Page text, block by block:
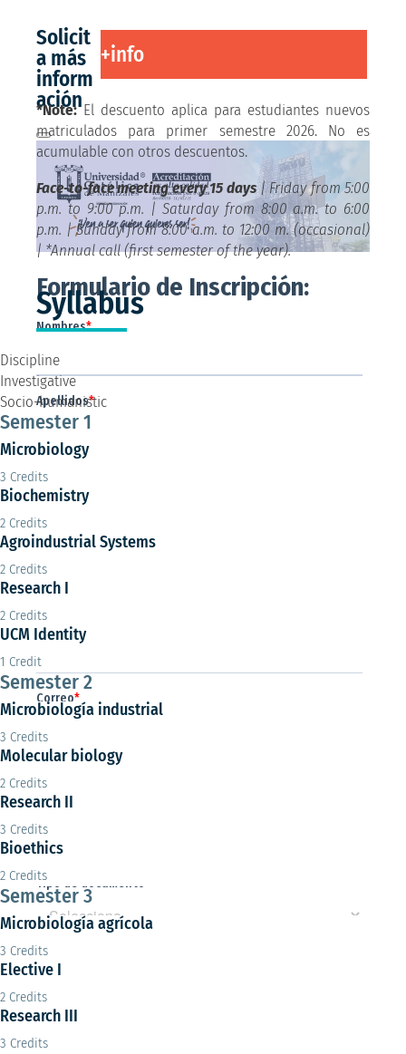
+info
Solicit
a más
inform
ación
*Note:El descuento aplica para estudiantes nuevos
matriculados para primer semestre 2026. No es
acumulable con otros descuentos.
Face-to-face meeting every 15 days| Friday from 5:00
p.m. to 9:00 p.m. | Saturday from 8:00 a.m. to 6:00
p.m. | Sunday from 8:00 a.m. to 12:00 m. (occasional)
| *Annual call (first semester of the year).
Syllabus
Discipline
Investigative
Socio-humanistic
Semester 1
Microbiology
3 Credits
Biochemistry
2 Credits
Agroindustrial Systems
2 Credits
Research I
2 Credits
UCM Identity
1 Credit
Semester 2
Microbiología industrial
3 Credits
Molecular biology
2 Credits
Research II
3 Credits
Bioethics
2 Credits
Semester 3
Microbiología agrícola
3 Credits
Elective I
2 Credits
Research III
3 Credits